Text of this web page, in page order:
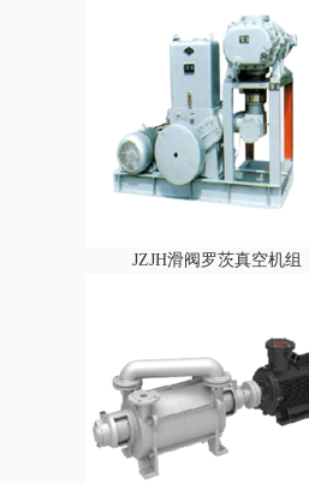
JZJH滑阀罗茨真空机组